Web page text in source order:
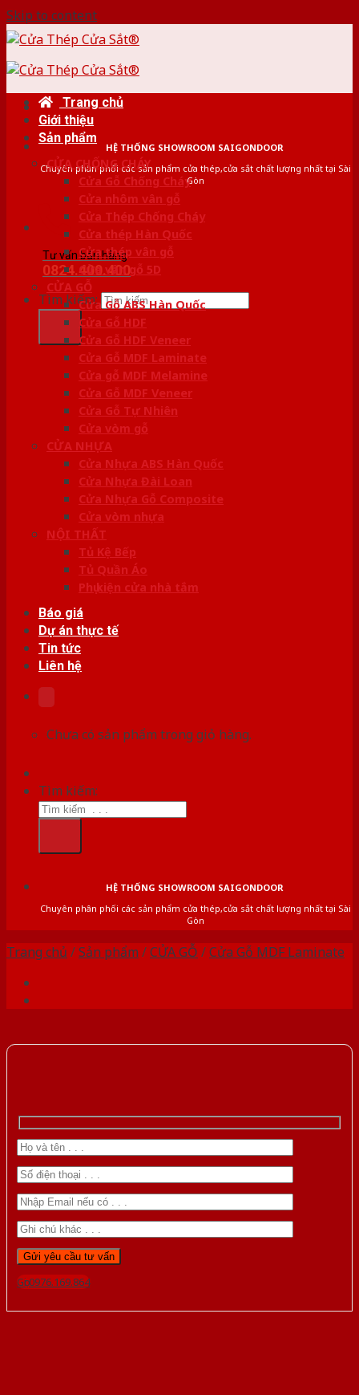
Skip to content
HỆ THỐNG SHOWROOM SAIGONDOOR
Chuyên phân phối các sản phẩm cửa thép,cửa sắt chất lượng nhất tại Sài
Gòn
Tư vấn bán hàng
0824.400.400
Tìm kiếm:
Trang chủ
Giới thiệu
Sản phẩm
CỬA CHỐNG CHÁY
Cửa Gỗ Chống Cháy
Cửa nhôm vân gỗ
Cửa Thép Chống Cháy
Cửa thép Hàn Quốc
Cửa thép vân gỗ
Cửa vân gỗ 5D
CỬA GỖ
Cửa Gỗ ABS Hàn Quốc
Cửa Gỗ HDF
Cửa Gỗ HDF Veneer
Cửa Gỗ MDF Laminate
Cửa gỗ MDF Melamine
Cửa Gỗ MDF Veneer
Cửa Gỗ Tự Nhiên
Cửa vòm gỗ
CỬA NHỰA
Cửa Nhựa ABS Hàn Quốc
Cửa Nhựa Đài Loan
Cửa Nhựa Gỗ Composite
Cửa vòm nhựa
NỘI THẤT
Tủ Kệ Bếp
Tủ Quần Áo
Phụ kiện cửa nhà tắm
Báo giá
Dự án thực tế
Tin tức
Liên hệ
Chưa có sản phẩm trong giỏ hàng.
Tìm kiếm:
HỆ THỐNG SHOWROOM SAIGONDOOR
Chuyên phân phối các sản phẩm cửa thép,cửa sắt chất lượng nhất tại Sài
Gòn
Trang chủ /Sản phẩm /CỬA GỖ /Cửa Gỗ MDF Laminate
Gọi 0976.169.864